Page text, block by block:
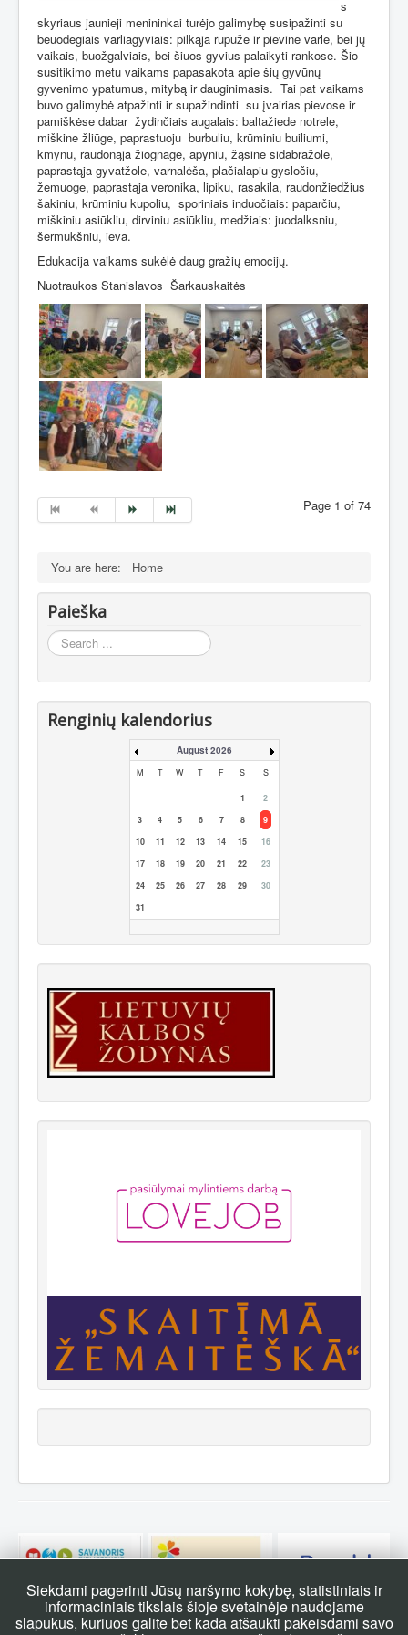
s
skyriaus jaunieji menininkai turėjo galimybę susipažinti su
beuodegiais varliagyviais: pilkąja rupūže ir pievine varle, bei jų
vaikais, buožgalviais, bei šiuos gyvius palaikyti rankose. Šio
susitikimo metu vaikams papasakota apie šių gyvūnų
gyvenimo ypatumus, mitybą ir dauginimasis. Tai pat vaikams
buvo galimybė atpažinti ir supažindinti su įvairias pievose ir
pamiškėse dabar žydinčiais augalais: baltažiede notrele,
miškine žliūge, paprastuoju burbuliu, krūminiu builiumi,
kmynu, raudonąja žiognage, apyniu, žąsine sidabražole,
paprastąja gyvatžole, varnalėša, plačialapiu gysločiu,
žemuoge, paprastąja veronika, lipiku, rasakila, raudonžiedžius
šakiniu, krūminiu kupoliu, sporiniais induočiais: paparčiu,
miškiniu asiūkliu, dirviniu asiūkliu, medžiais: juodalksniu,
šermukšniu, ieva.
Edukacija vaikams sukėlė daug gražių emocijų.
Nuotraukos Stanislavos Šarkauskaitės
Page 1 of 74
You are here: Home
Paieška
Search
...
Renginių kalendorius
August 2026
M T W T F S S
1
2
3
4 5 6 7 8
9
10
11 12 13 14 15
16
17
18 19 20 21 22
23
24
25 26 27 28 29
30
31
Siekdami pagerinti Jūsų naršymo kokybę, statistiniais ir
informaciniais tikslais šioje svetainėje naudojame
slapukus, kuriuos galite bet kada atšaukti pakeisdami savo